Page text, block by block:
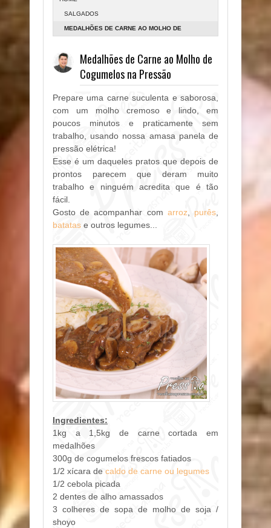
SALGADOS
MEDALHÕES DE CARNE AO MOLHO DE
Medalhões de Carne ao Molho de
Cogumelos na Pressão
Prepare uma carne suculenta e saborosa,
com um molho cremoso e lindo, em
poucos minutos e praticamente sem
trabalho, usando nossa amasa panela de
pressão elétrica!
Esse é um daqueles pratos que depois de
prontos parecem que deram muito
trabalho e ninguém acredita que é tão
fácil.
Gosto de acompanhar com arroz, purês,
batatas e outros legumes...
Ingredientes:
1kg a 1,5kg de carne cortada em
medalhões
300g de cogumelos frescos fatiados
1/2 xícara de caldo de carne ou legumes
1/2 cebola picada
2 dentes de alho amassados
3 colheres de sopa de molho de soja /
shoyo